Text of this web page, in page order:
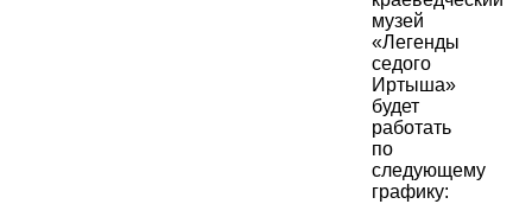
музей
«Легенды
седого
Иртыша»
будет
работать
по
следующему
графику: